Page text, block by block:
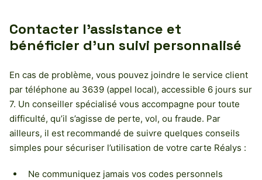
Contacter l’assistance et
bénéficier d’un suivi personnalisé
En cas de problème, vous pouvez joindre le service client
par téléphone au 3639 (appel local), accessible 6 jours sur
7. Un conseiller spécialisé vous accompagne pour toute
difficulté, qu’il s’agisse de perte, vol, ou fraude. Par
ailleurs, il est recommandé de suivre quelques conseils
simples pour sécuriser l’utilisation de votre carte Réalys :
Ne communiquez jamais vos codes personnels